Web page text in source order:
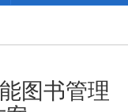
图书管理